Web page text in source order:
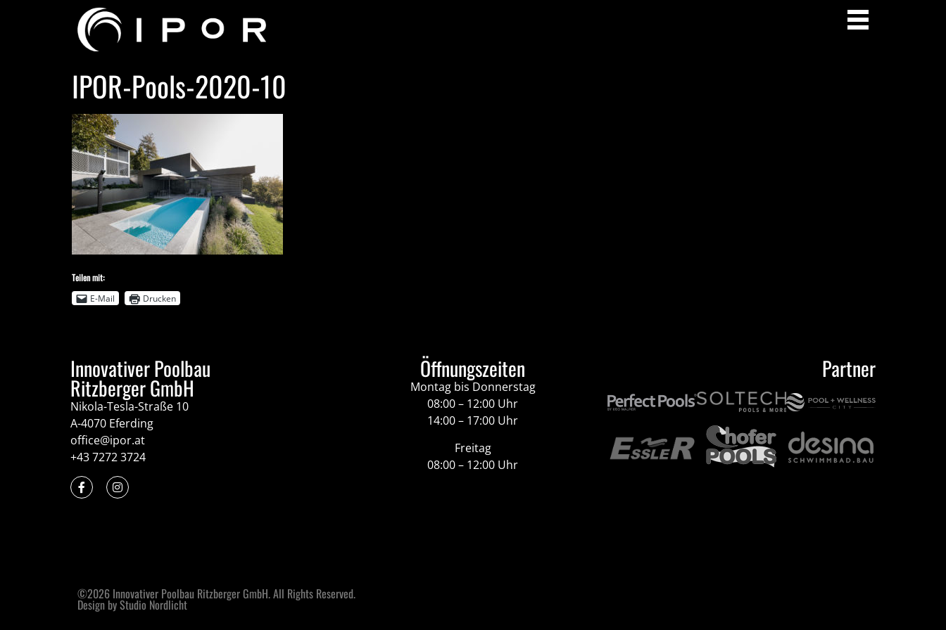
IPOR-Pools-2020-10
Teilen mit:
E-Mail
Drucken
Innovativer Poolbau
Ritzberger GmbH
Nikola-Tesla-Straße 10
A-4070 Eferding
office@ipor.at
+43 7272 3724
Öffnungszeiten
Montag bis Donnerstag
08:00 – 12:00 Uhr
14:00 – 17:00 Uhr
Freitag
08:00 – 12:00 Uhr
Partner
©2026 Innovativer Poolbau Ritzberger GmbH. All Rights Reserved.
Design by Studio Nordlicht